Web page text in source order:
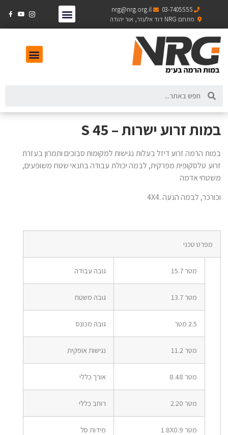
03-7405555
nrg@nrg.org.il
מתחם NRG דוד אלעזר, אור יהודה
במות זרוע ישרות – 45 S
במות הרמה זרוע דיזל בעלות נגישות למקומות סבוכים ותמרון בעזרת
זרוע טלסקופית מפרקית, לבמה יכולת עבודה בתנאי שטח משופעים,
משטחי אדמה
וכורכר, לבמה הנעה .4X4
מפרט טכני
מטר 15.7 גובה עבודה
מטר 13.7 גובה משטח
2.5 מטר גובה מכונס
מטר 11.2 נגישות אופקית
מטר 8.48 אורך כללי
מטר 2.20 רוחב כללי
מטר 1.8X0.9 מידות סל